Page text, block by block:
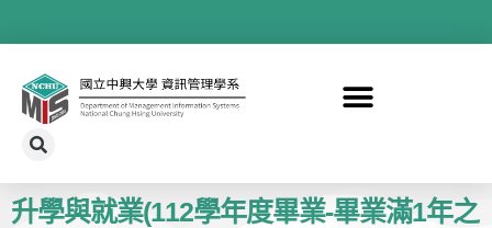
升學與就業(112學年度畢業-畢業滿1年之